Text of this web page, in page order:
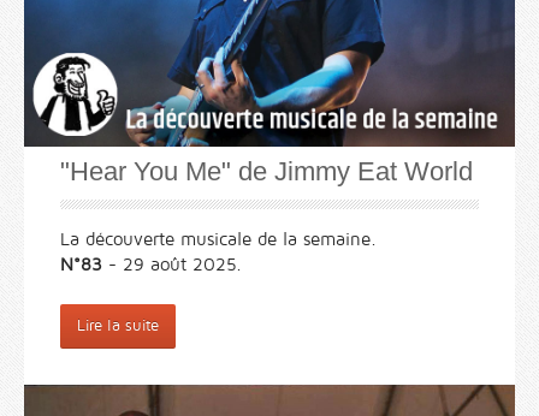
"Hear You Me" de Jimmy Eat World
La découverte musicale de la semaine.
N°83 - 29 août 2025.
Lire la suite